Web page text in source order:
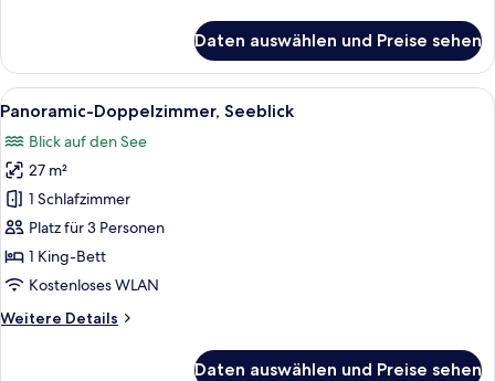
Daten auswählen und Preise sehen
Alle
Fotos
für
Panoramic-
Doppelzimmer,
Seeblick
anzeigen
Panoramic-Doppelzimmer, Seeblick |
10
Panoramic-Doppelzimmer, Seeblick
Blick auf den See
27 m²
1 Schlafzimmer
Platz für 3 Personen
1 King-Bett
Kostenloses WLAN
Weitere Details
Weitere
Daten auswählen und Preise sehen